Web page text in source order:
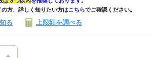
方、詳しく知りたい方はこちらでご確認ください。
る 上限額を調べる